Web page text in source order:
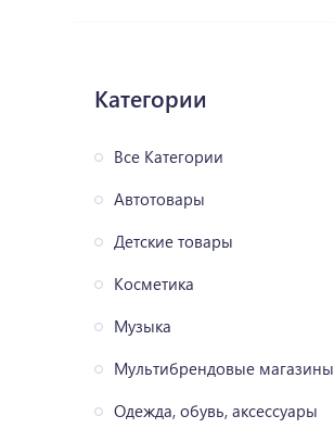
Категории
Все Категории
Автотовары
Детские товары
Косметика
Музыка
Мультибрендовые магазины
Одежда, обувь, аксессуары